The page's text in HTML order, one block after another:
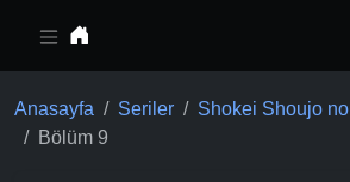
Anasayfa Seriler
Shokei Shoujo
Bölüm 9